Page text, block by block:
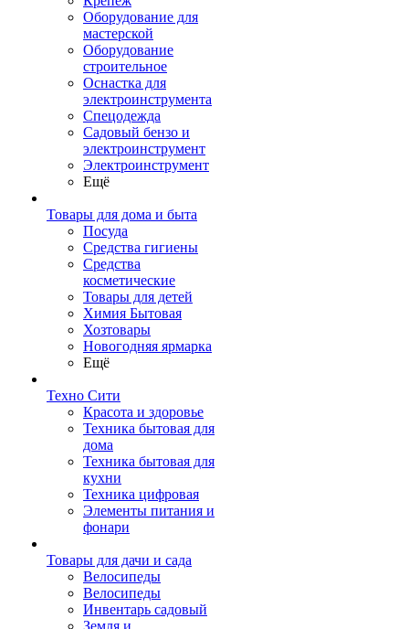
Оборудование для
мастерской
Оборудование
строительное
Оснастка для
электроинструмента
Спецодежда
Садовый бензо и
электроинструмент
Электроинструмент
Ещё
Товары для дома и быта
Посуда
Средства гигиены
Средства
косметические
Товары для детей
Химия Бытовая
Хозтовары
Новогодняя ярмарка
Ещё
Техно Сити
Красота и здоровье
Техника бытовая для
дома
Техника бытовая для
кухни
Техника цифровая
Элементы питания и
фонари
Товары для дачи и сада
Велосипеды
Велосипеды
Инвентарь садовый
Земля и